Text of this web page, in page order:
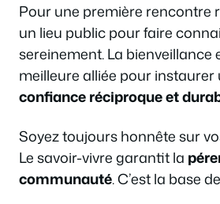
Pour une première rencontre
un lieu public pour faire
sereinement. La bienveillance
meilleure alliée pour instaurer
confiance réciproque et
Soyez toujours honnête sur
Le savoir-vivre garantit la
communauté. C’est la base